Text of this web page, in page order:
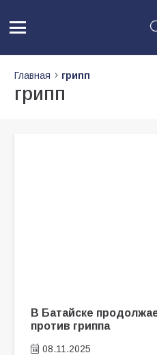
Главная грипп
грипп
В Батайске
против гриппа
08.11.2025